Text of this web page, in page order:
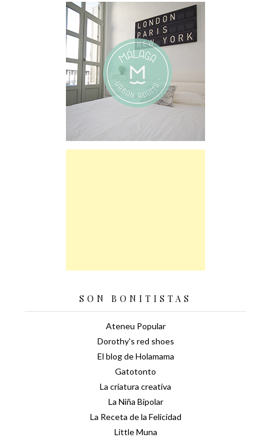
SON BONITISTAS
Ateneu Popular
Dorothy's red shoes
El blog de Holamama
Gatotonto
La criatura creativa
La Niña Bipolar
La Receta de la Felicidad
Little Muna